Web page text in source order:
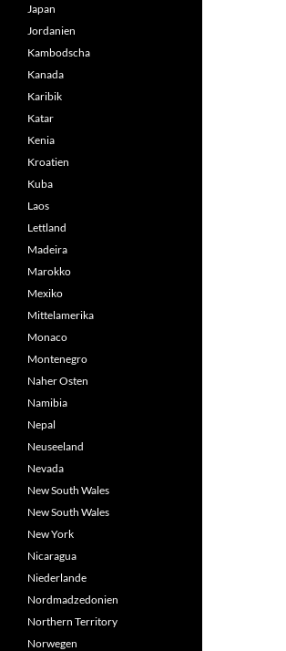
Japan
Jordanien
Kambodscha
Kanada
Karibik
Katar
Kenia
Kroatien
Kuba
Laos
Lettland
Madeira
Marokko
Mexiko
Mittelamerika
Monaco
Montenegro
Naher Osten
Namibia
Nepal
Neuseeland
Nevada
New South Wales
New South Wales
New York
Nicaragua
Niederlande
Nordmadzedonien
Northern Territory
Norwegen